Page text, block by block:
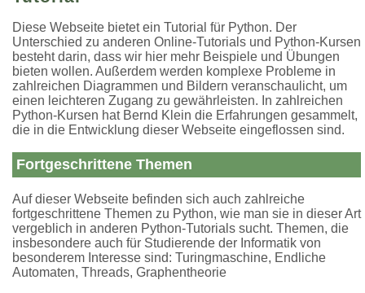
Diese Webseite bietet ein Tutorial für Python. Der
Unterschied zu anderen Online-Tutorials und Python-Kursen
besteht darin, dass wir hier mehr Beispiele und Übungen
bieten wollen. Außerdem werden komplexe Probleme in
zahlreichen Diagrammen und Bildern veranschaulicht, um
einen leichteren Zugang zu gewährleisten. In zahlreichen
Python-Kursen hat Bernd Klein die Erfahrungen gesammelt,
die in die Entwicklung dieser Webseite eingeflossen sind.
Fortgeschrittene Themen
Auf dieser Webseite befinden sich auch zahlreiche
fortgeschrittene Themen zu Python, wie man sie in dieser Art
vergeblich in anderen Python-Tutorials sucht. Themen, die
insbesondere auch für Studierende der Informatik von
besonderem Interesse sind: Turingmaschine, Endliche
Automaten, Threads, Graphentheorie